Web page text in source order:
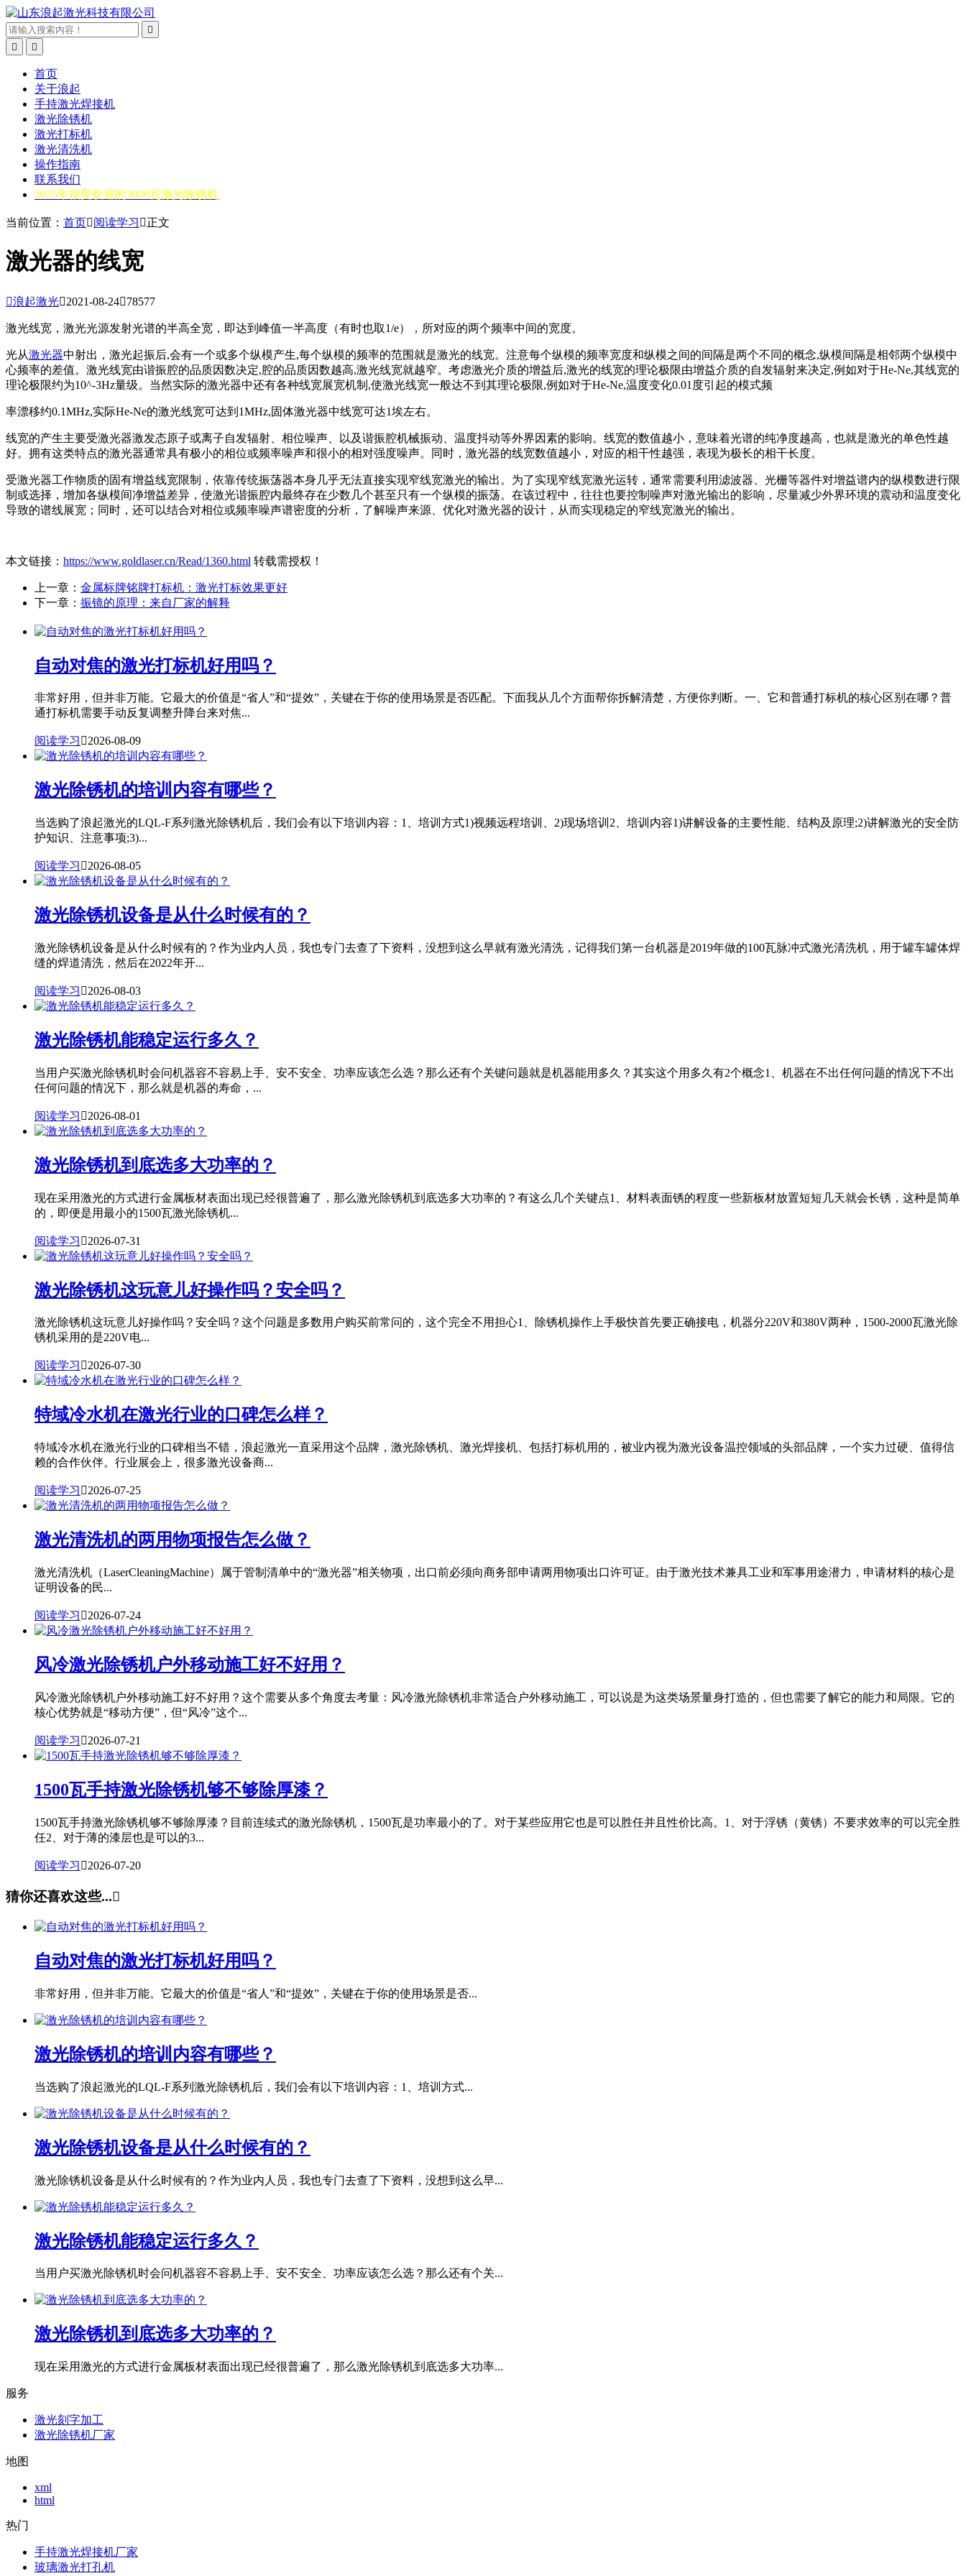



首页
关于浪起
手持激光焊接机
激光除锈机
激光打标机
激光清洗机
操作指南
联系我们
2025年很受欢迎的3000瓦激光除锈机
当前位置： 首页阅读学习 正文
激光器的线宽
浪起激光2021-08-2478577
激光线宽，激光光源发射光谱的半高全宽，即达到峰值一半高度（有时也取1/e），所对应的两个频率中间的宽度。
光从激光器中射出，激光起振后,会有一个或多个纵模产生,每个纵模的频率的范围就是激光的线宽。注意每个纵模的频率宽度和纵模之间的间隔是两个不同的概念,纵模间隔是相邻两个纵模中
心频率的差值。激光线宽由谐振腔的品质因数决定,腔的品质因数越高,激光线宽就越窄。考虑激光介质的增益后,激光的线宽的理论极限由增益介质的自发辐射来决定,例如对于He-Ne,其线宽的
理论极限约为10^-3Hz量级。当然实际的激光器中还有各种线宽展宽机制,使激光线宽一般达不到其理论极限,例如对于He-Ne,温度变化0.01度引起的模式频
率漂移约0.1MHz,实际He-Ne的激光线宽可达到1MHz,固体激光器中线宽可达1埃左右。
线宽的产生主要受激光器激发态原子或离子自发辐射、相位噪声、以及谐振腔机械振动、温度抖动等外界因素的影响。线宽的数值越小，意味着光谱的纯净度越高，也就是激光的单色性越
好。拥有这类特点的激光器通常具有极小的相位或频率噪声和很小的相对强度噪声。同时，激光器的线宽数值越小，对应的相干性越强，表现为极长的相干长度。
受激光器工作物质的固有增益线宽限制，依靠传统振荡器本身几乎无法直接实现窄线宽激光的输出。为了实现窄线宽激光运转，通常需要利用滤波器、光栅等器件对增益谱内的纵模数进行限
制或选择，增加各纵模间净增益差异，使激光谐振腔内最终存在少数几个甚至只有一个纵模的振荡。在该过程中，往往也要控制噪声对激光输出的影响，尽量减少外界环境的震动和温度变化
导致的谱线展宽；同时，还可以结合对相位或频率噪声谱密度的分析，了解噪声来源、优化对激光器的设计，从而实现稳定的窄线宽激光的输出。
本文链接： https://www.goldlaser.cn/Read/1360.html 转载需授权！
上一章： 金属标牌铭牌打标机：激光打标效果更好
下一章： 振镜的原理：来自厂家的解释
自动对焦的激光打标机好用吗？
非常好用，但并非万能。它最大的价值是“省人”和“提效”，关键在于你的使用场景是否匹配。下面我从几个方面帮你拆解清楚，方便你判断。一、它和普通打标机的核心区别在哪？普
通打标机需要手动反复调整升降台来对焦...
阅读学习 2026-08-09
激光除锈机的培训内容有哪些？
当选购了浪起激光的LQL-F系列激光除锈机后，我们会有以下培训内容：1、培训方式1)视频远程培训、2)现场培训2、培训内容1)讲解设备的主要性能、结构及原理;2)讲解激光的安全防
护知识、注意事项;3)...
阅读学习 2026-08-05
激光除锈机设备是从什么时候有的？
激光除锈机设备是从什么时候有的？作为业内人员，我也专门去查了下资料，没想到这么早就有激光清洗，记得我们第一台机器是2019年做的100瓦脉冲式激光清洗机，用于罐车罐体焊
缝的焊道清洗，然后在2022年开...
阅读学习 2026-08-03
激光除锈机能稳定运行多久？
当用户买激光除锈机时会问机器容不容易上手、安不安全、功率应该怎么选？那么还有个关键问题就是机器能用多久？其实这个用多久有2个概念1、机器在不出任何问题的情况下不出
任何问题的情况下，那么就是机器的寿命，...
阅读学习 2026-08-01
激光除锈机到底选多大功率的？
现在采用激光的方式进行金属板材表面出现已经很普遍了，那么激光除锈机到底选多大功率的？有这么几个关键点1、材料表面锈的程度一些新板材放置短短几天就会长锈，这种是简单
的，即便是用最小的1500瓦激光除锈机...
阅读学习 2026-07-31
激光除锈机这玩意儿好操作吗？安全吗？
激光除锈机这玩意儿好操作吗？安全吗？这个问题是多数用户购买前常问的，这个完全不用担心1、除锈机操作上手极快首先要正确接电，机器分220V和380V两种，1500-2000瓦激光除
锈机采用的是220V电...
阅读学习 2026-07-30
特域冷水机在激光行业的口碑怎么样？
特域冷水机在激光行业的口碑相当不错，浪起激光一直采用这个品牌，激光除锈机、激光焊接机、包括打标机用的，被业内视为激光设备温控领域的头部品牌，一个实力过硬、值得信
赖的合作伙伴。行业展会上，很多激光设备商...
阅读学习 2026-07-25
激光清洗机的两用物项报告怎么做？
激光清洗机（LaserCleaningMachine）属于管制清单中的“激光器”相关物项，出口前必须向商务部申请两用物项出口许可证。由于激光技术兼具工业和军事用途潜力，申请材料的核心是
证明设备的民...
阅读学习 2026-07-24
风冷激光除锈机户外移动施工好不好用？
风冷激光除锈机户外移动施工好不好用？这个需要从多个角度去考量：风冷激光除锈机非常适合户外移动施工，可以说是为这类场景量身打造的，但也需要了解它的能力和局限。它的
核心优势就是“移动方便”，但“风冷”这个...
阅读学习 2026-07-21
1500瓦手持激光除锈机够不够除厚漆？
1500瓦手持激光除锈机够不够除厚漆？目前连续式的激光除锈机，1500瓦是功率最小的了。对于某些应用它也是可以胜任并且性价比高。1、对于浮锈（黄锈）不要求效率的可以完全胜
任2、对于薄的漆层也是可以的3...
阅读学习 2026-07-20
猜你还喜欢这些...
自动对焦的激光打标机好用吗？
非常好用，但并非万能。它最大的价值是“省人”和“提效”，关键在于你的使用场景是否...
激光除锈机的培训内容有哪些？
当选购了浪起激光的LQL-F系列激光除锈机后，我们会有以下培训内容：1、培训方式...
激光除锈机设备是从什么时候有的？
激光除锈机设备是从什么时候有的？作为业内人员，我也专门去查了下资料，没想到这么早...
激光除锈机能稳定运行多久？
当用户买激光除锈机时会问机器容不容易上手、安不安全、功率应该怎么选？那么还有个关...
激光除锈机到底选多大功率的？
现在采用激光的方式进行金属板材表面出现已经很普遍了，那么激光除锈机到底选多大功率...
服务
激光刻字加工
激光除锈机厂家
地图
xml
html
热门
手持激光焊接机厂家
玻璃激光打孔机